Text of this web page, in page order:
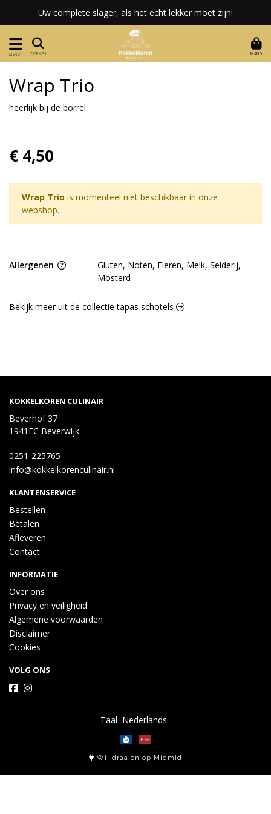
Uw complete slager, als het echt lekker moet zijn!
MENU ZOEKEN MAND
Wrap Trio
heerlijk bij de borrel
€ 4,50
Wrap Trio is momenteel niet beschikbaar in onze
webshop.
Allergenen
Gluten, Noten, Eieren, Melk, Selderij,
Mosterd
Bekijk meer uit de collectie tapas schotels
KOKKELKOREN CULINAIR
Beverhof 37
1941EC Beverwijk
0251-225765
info@kokkelkorenculinair.nl
KLANTENSERVICE
Bestellen
Betalen
Afleveren
Contact
INFORMATIE
Over ons
Privacy en veiligheid
Algemene voorwaarden
Disclaimer
Cookies
VOLG ONS
Taal
Wij draaien op Midmid